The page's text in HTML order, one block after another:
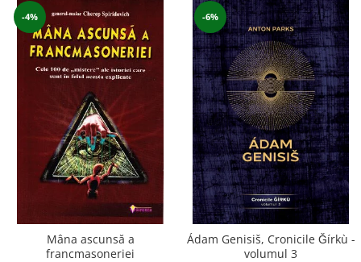
-4%
Mâna ascunsă a
francmasoneriei
-6%
Ádam Genisiš, Cronicile Ǧírkù -
volumul 3